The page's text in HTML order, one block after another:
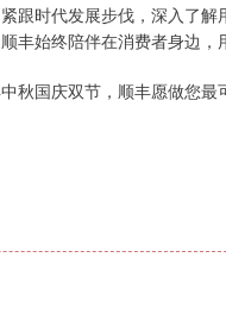
跟时代发展步伐，深入了
丰始终陪伴在消费者身边，
秋国庆双节，顺丰愿做您